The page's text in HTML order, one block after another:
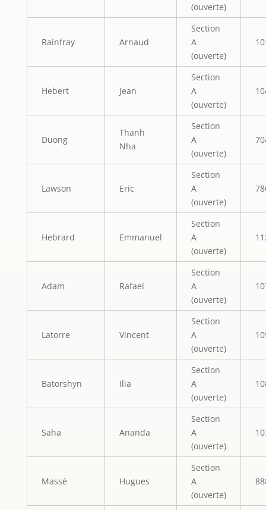
(ouverte)
Rainfray Arnaud
Section
A
(ouverte)
Hebert Jean
Section
A
(ouverte)
Duong
Thanh
Nha
Section
A
(ouverte)
Lawson Eric
Section
A
(ouverte)
Hebrard Emmanuel
Section
A
(ouverte)
Adam Rafael
Section
A
(ouverte)
Latorre Vincent
Section
A
(ouverte)
Batorshyn Ilia
Section
A
(ouverte)
Saha Ananda
Section
A
(ouverte)
Massé Hugues
Section
A
(ouverte)